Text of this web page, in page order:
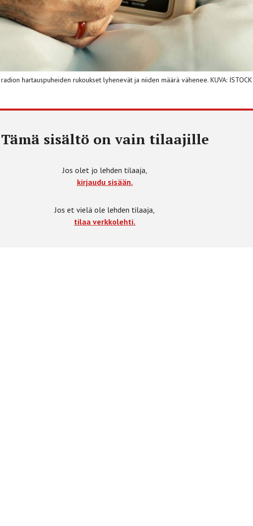
hartauspuheiden rukoukset lyhenevät ja niiden määrä vähenee. KUVA: ISTOCK
Tämä sisältö on vain tilaajille
Jos olet jo lehden tilaaja,
kirjaudu sisään.
Jos et vielä ole lehden tilaaja,
tilaa verkkolehti.